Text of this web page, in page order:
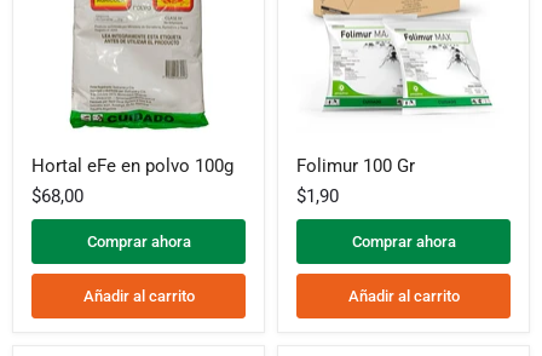
eFe
en
polvo
100g
Hortal eFe en polvo 100g
$68,00
Comprar ahora
Añadir al carrito
100
Gr
Folimur 100 Gr
$1,90
Comprar ahora
Añadir al carrito